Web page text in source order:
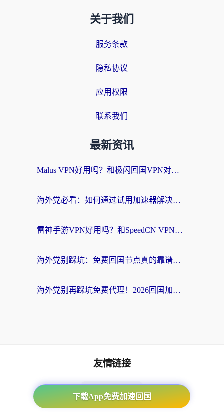
关于我们
服务条款
隐私协议
应用权限
联系我们
最新资讯
Malus VPN好用吗？和极闪回国VPN对比哪个回国效果更好？海外党亲测3款加速器+避坑指南
海外党必看：如何通过试用加速器解决国内APP地区限制？附2026最新对比测评
雷神手游VPN好用吗？和SpeedCN VPN对比哪个回国效果更好？海外党亲测3款加速器+避坑指南
海外党别踩坑：免费回国节点真的靠谱吗？教你选对加速器无缝访问国内资源
海外党别再踩坑免费代理！2026回国加速器全攻略：从选线到避坑，无缝访问国内资源
下载App免费加速回国
友情链接
海外回国加速器